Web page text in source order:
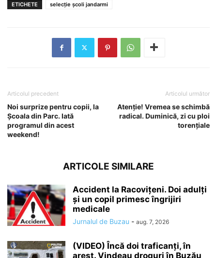
ETICHETE selecție școli jandarmi
Articolul precedent
Noi surprize pentru copii, la
Școala din Parc. Iată
programul din acest
weekend!
Articolul următor
Atenție! Vremea se schimbă
radical. Duminică, zi cu ploi
torențiale
ARTICOLE SIMILARE
Accident la Racovițeni. Doi adulți
și un copil primesc îngrijiri
medicale
Jurnalul de Buzau - aug. 7, 2026
(VIDEO) Încă doi traficanți, în
arest. Vindeau droguri în Buzău